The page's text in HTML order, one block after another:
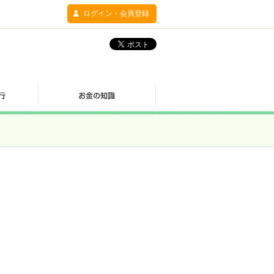
ログイン・会員登録